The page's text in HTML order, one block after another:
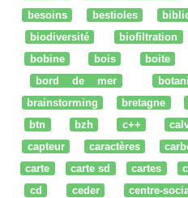
besoins
bestioles
biodiversité
biofiltration
bobine
bois boite
bord de mer
brainstorming
bretagne
btn
bzh c++
capteur
caractères
carte
carte sd cartes
cd
ceder centre-